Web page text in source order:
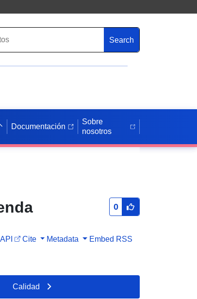
Search
Documentación
Sobre
nosotros
0
API Cite Metadata Embed RSS
Calidad